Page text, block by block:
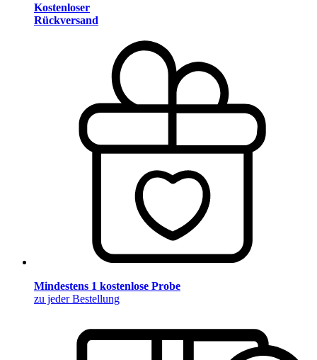
Kostenloser
Rückversand
Mindestens 1 kostenlose Probe
zu jeder Bestellung